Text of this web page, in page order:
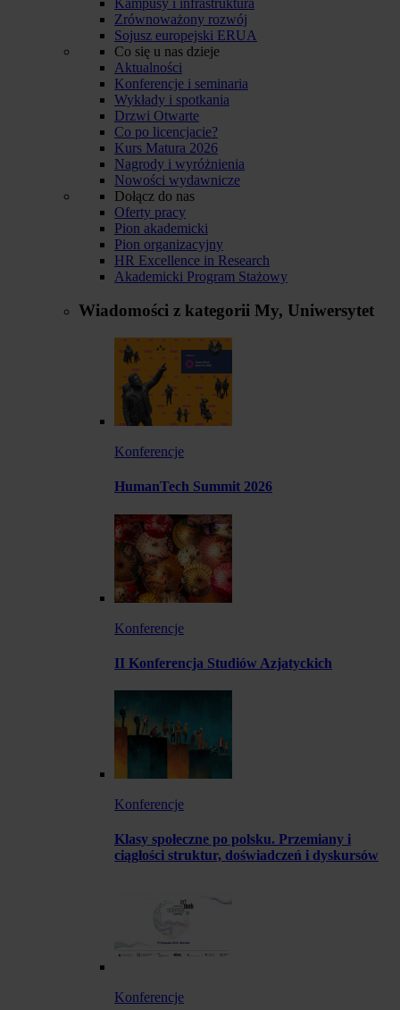
Zrównoważony rozwój
Sojusz europejski ERUA
Co się u nas dzieje
Aktualności
Konferencje i seminaria
Wykłady i spotkania
Drzwi Otwarte
Co po licencjacie?
Kurs Matura 2026
Nagrody i wyróżnienia
Nowości wydawnicze
Dołącz do nas
Oferty pracy
Pion akademicki
Pion organizacyjny
HR Excellence in Research
Akademicki Program Stażowy
Wiadomości z kategorii My, Uniwersytet
Konferencje
HumanTech Summit 2026
Konferencje
II Konferencja Studiów Azjatyckich
Konferencje
Klasy społeczne po polsku. Przemiany i
ciągłości struktur, doświadczeń i dyskursów
Konferencje